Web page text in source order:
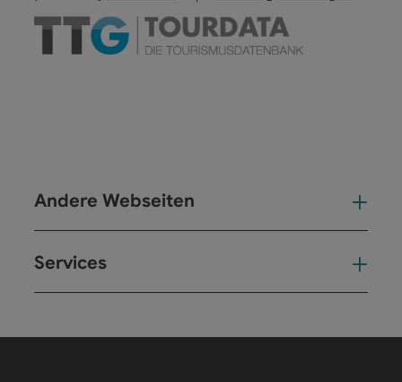
Andere Webseiten
Services